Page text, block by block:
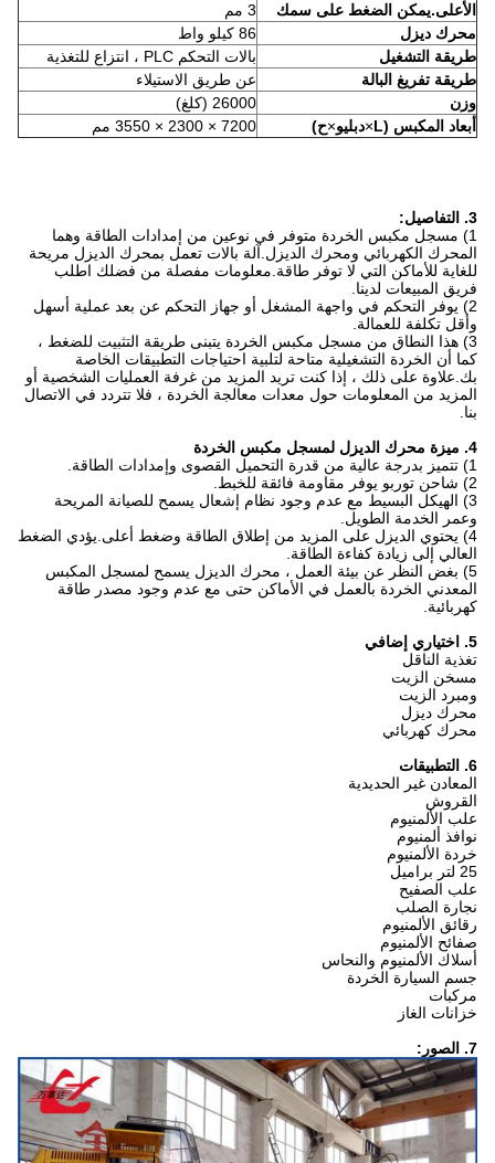
الأعلى.يمكن الضغط على سمك
محرك ديزل
86 كيلو واط
طريقة التشغيل
بالات التحكم PLC ، انتزاع للتغذية
طريقة تفريغ البالة
عن طريق الاستيلاء
وزن
26000 (كلغ)
أبعاد المكبس (L
×دبليو×ح) 7200 × 2300 × 3550 مم
3. التفاصيل:
1) مسجل مكبس الخردة متوفر في نوعين من إمدادات الطاقة وهما
المحرك الكهربائي ومحرك الديزل.آلة بالات تعمل بمحرك الديزل مريحة
للغاية للأماكن التي لا توفر طاقة.معلومات مفصلة من فضلك اطلب
فريق المبيعات لدينا.
2) يوفر التحكم في واجهة المشغل أو جهاز التحكم عن بعد عملية أسهل
وأقل تكلفة للعمالة.
3) هذا النطاق من مسجل مكبس الخردة يتبنى طريقة التثبيت للضغط ،
كما أن الخردة التشغيلية متاحة لتلبية احتياجات التطبيقات الخاصة
بك.علاوة على ذلك ، إذا كنت تريد المزيد من غرفة العمليات الشخصية أو
المزيد من المعلومات حول معدات معالجة الخردة ، فلا تتردد في الاتصال
بنا.
4. ميزة محرك الديزل لمسجل مكبس الخردة
3) الهيكل البسيط مع عدم وجود نظام إشعال يسمح للصيانة المريحة
وعمر الخدمة الطويل.
4) يحتوي الديزل على المزيد من إطلاق الطاقة وضغط أعلى.يؤدي الضغط
العالي إلى زيادة كفاءة الطاقة.
5) بغض النظر عن بيئة العمل ، محرك الديزل يسمح لمسجل المكبس
المعدني الخردة بالعمل في الأماكن حتى مع عدم وجود مصدر طاقة
كهربائية.
5. اختياري إضافي
تغذية الناقل
مسخن الزيت
ومبرد الزيت
محرك ديزل
محرك كهربائي
6. التطبيقات
المعادن غير الحديدية
القروش
علب الألمنيوم
نوافذ ألمنيوم
خردة الألمنيوم
25 لتر براميل
علب الصفيح
نجارة الصلب
رقائق الألمنيوم
صفائح الألمنيوم
أسلاك الألمنيوم والنحاس
جسم السيارة الخردة
مركبات
خزانات الغاز
7. الصور: